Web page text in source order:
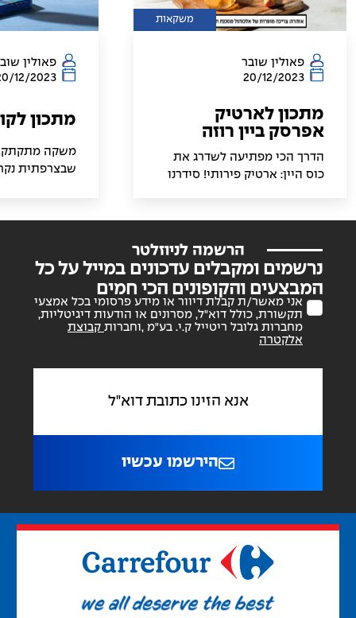
משקאות
פאולין שובר
20/12/2023
מתכון לארטיק
אפרסק ביין רוזה
הדרך הכי מפתיעה לשדרג את
כוס היין: ארטיק פירותי! סידרנו
פאולין
12/2023
מתכון
משקה מתקתק,
שבצרפתית
של התוכי.
לאירועים
הרשמה לניוזלטר
נרשמים ומקבלים עדכונים במייל על כל
המבצעים והקופונים הכי חמים
אני מאשר/ת קבלת דיוור או מידע פרסומי בכל אמצעי
תקשורת, כולל דוא"ל, מסרונים או הודעות דיגיטליות,
מחברות גלובל ריטייל ק.י. בע"מ ,וחברות קבוצת
אלקטרה
הירשמו עכשיו